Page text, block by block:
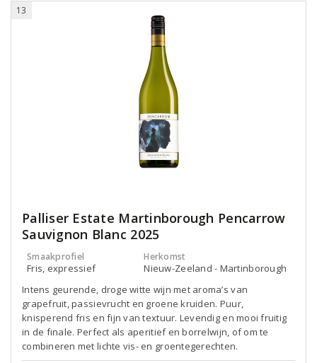
13
Palliser Estate Martinborough Pencarrow
Sauvignon Blanc 2025
Smaakprofiel
Fris, expressief
Herkomst
Nieuw-Zeeland - Martinborough
Intens geurende, droge witte wijn met aroma’s van
grapefruit, passievrucht en groene kruiden. Puur,
knisperend fris en fijn van textuur. Levendig en mooi fruitig
in de finale. Perfect als aperitief en borrelwijn, of om te
combineren met lichte vis- en groentegerechten.